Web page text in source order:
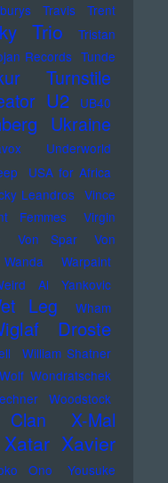
Travis
Trent
Trio
Tristan
Records Tunde
Turnstile
U2
UB40
Ukraine
Underworld
USA for Africa
Leandros Vince
Femmes
Virgin
Von Spar
Von
Wanda Warpaint
Al Yankovic
Leg
Wham
Droste
William Shatner
Wolf Wondratschek
Woodstock
Clan
X-Mal
Xatar Xavier
Ono Yousuke